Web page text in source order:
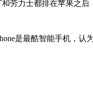
劳力士都排在苹果之后
是最酷智能手机，认为